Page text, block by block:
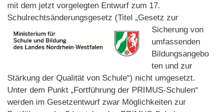
mit dem jetzt vorgelegten Entwurf zum 17.
Schulrechtsänderungsgesetz (Titel „Gesetz zur
Sicherung von
umfassenden
Bildungsangebo
ten und zur
Stärkung der Qualität von Schule“) nicht umgesetzt.
Unter dem Punkt „Fortführung der PRIMUS-Schulen“
werden im Gesetzentwurf zwar Möglichkeiten zur